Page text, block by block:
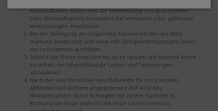
Abstandhalter, daher wird die Verwendung von Querstreben
oder Abstandhaltern besonders bei vertikalen oder gefliesten
Verkleidungen empfohlen.
Bei der Verlegung der folgenden Fliesen werden die Keile
manuell eingesetzt und dann mit Zwingen festgezogen, bevor
der Leimzement aushärtet.
Sobald die Fliese nivelliert ist, ist es ratsam, die Keramik leicht
zu reiben, um überschüssige Lasten und Spannungen
abzubauen.
Nach der vom Hersteller des Klebekitts für ein korrektes
Abbinden des Klebers angegebenen Zeit wird das
Nivelliersystem durch Schlagen mit einem Hammer in
Richtung der Fuge entfernt, die Keile sollten niemals